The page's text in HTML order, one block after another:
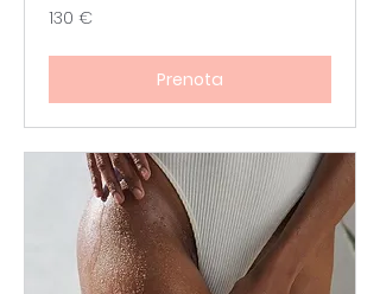
130
euro
130 €
Prenota